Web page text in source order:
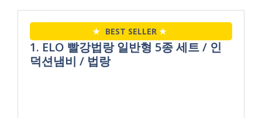
★ BEST SELLER ★
1. ELO 빨강법랑 일반형 5종 세트 / 인
덕션냄비 / 법랑